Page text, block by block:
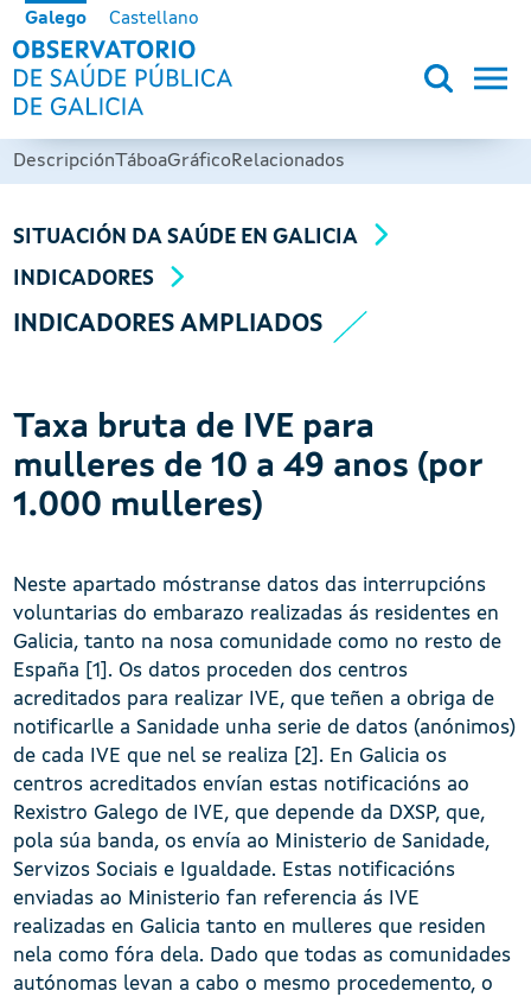
Ir o contido principal
Galego Castellano
OBSERVATORIO DE SALUD
DescripciónTáboaGráficoRelacionados
SITUACIÓN DA SAÚDE EN GALICIA
INDICADORES
INDICADORES AMPLIADOS
Taxa bruta de IVE para
mulleres de 10 a 49 anos (por
1.000 mulleres)
Neste apartado móstranse datos das interrupcións
voluntarias do embarazo realizadas ás residentes en
Galicia, tanto na nosa comunidade como no resto de
España [1]. Os datos proceden dos centros
acreditados para realizar IVE, que teñen a obriga de
notificarlle a Sanidade unha serie de datos (anónimos)
de cada IVE que nel se realiza [2]. En Galicia os
centros acreditados envían estas notificacións ao
Rexistro Galego de IVE, que depende da DXSP, que,
pola súa banda, os envía ao Ministerio de Sanidade,
Servizos Sociais e Igualdade. Estas notificacións
enviadas ao Ministerio fan referencia ás IVE
realizadas en Galicia tanto en mulleres que residen
nela como fóra dela. Dado que todas as comunidades
autónomas levan a cabo o mesmo procedemento, o